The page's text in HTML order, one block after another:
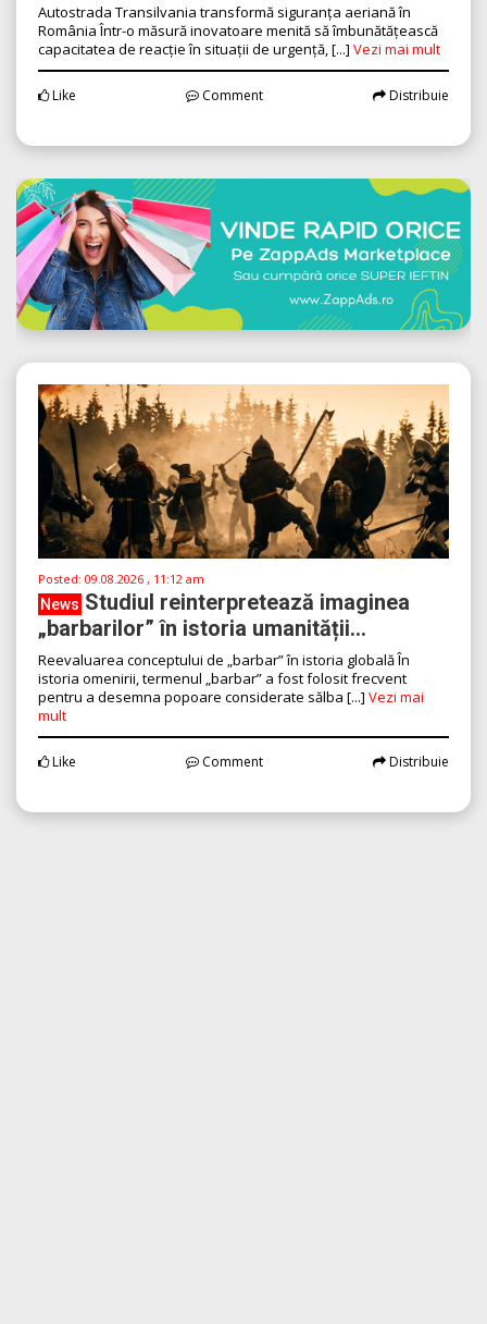
Autostrada Transilvania transformă siguranța aeriană în
România Într-o măsură inovatoare menită să îmbunătățească
capacitatea de reacție în situații de urgență, [...] Vezi mai mult
Like Comment Distribuie
Posted: 09.08.2026 , 11:12 am
News Studiul reinterpretează imaginea
„barbarilor” în istoria umanității...
Reevaluarea conceptului de „barbar” în istoria globală În
istoria omenirii, termenul „barbar” a fost folosit frecvent
pentru a desemna popoare considerate sălba [...] Vezi mai
mult
Like Comment Distribuie